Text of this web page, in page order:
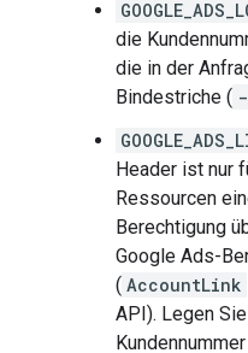
die
die in der
Bindestriche ( -
Header ist nur
Ressourcen
Berechtigung
Google Ads-
( AccountLink
API). Legen